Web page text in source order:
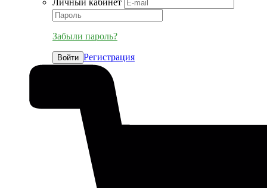
Забыли пароль?
Войти Регистрация